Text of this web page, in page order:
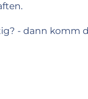
- dann komm